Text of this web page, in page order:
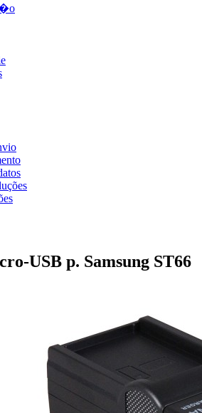
USB p. Samsung ST66